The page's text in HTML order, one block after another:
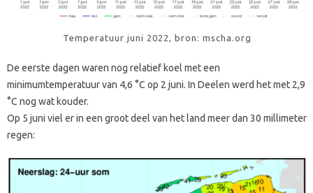
Temperatuur juni 2022, bron: mscha.org
De eerste dagen waren nog relatief koel met een
minimumtemperatuur van 4,6 °C op 2 juni. In Deelen werd het met 2,9
°C nog wat kouder.
Op 5 juni viel er in een groot deel van het land meer dan 30 millimeter
regen: